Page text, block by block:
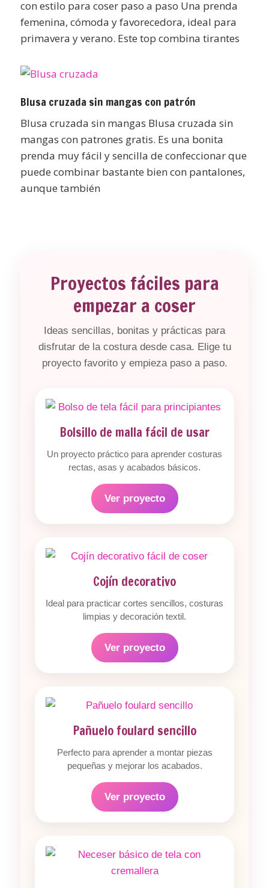
con estilo para coser paso a paso Una prenda
femenina, cómoda y favorecedora, ideal para
primavera y verano. Este top combina tirantes
Blusa cruzada sin mangas con patrón
Blusa cruzada sin mangas Blusa cruzada sin
mangas con patrones gratis. Es una bonita
prenda muy fácil y sencilla de confeccionar que
puede combinar bastante bien con pantalones,
aunque también
Proyectos fáciles para
empezar a coser
Ideas sencillas, bonitas y prácticas para
disfrutar de la costura desde casa. Elige tu
proyecto favorito y empieza paso a paso.
Bolsillo de malla fácil de usar
Un proyecto práctico para aprender costuras
rectas, asas y acabados básicos.
Ver proyecto
Cojín decorativo
Ideal para practicar cortes sencillos, costuras
limpias y decoración textil.
Ver proyecto
Pañuelo foulard sencillo
Perfecto para aprender a montar piezas
pequeñas y mejorar los acabados.
Ver proyecto